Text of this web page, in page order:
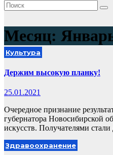
Месяц:
Культура
Держим высокую планку!
25.01.2021
Очередное признание
губернатора Новосибирской
искусств. Получателями
Здравоохранение